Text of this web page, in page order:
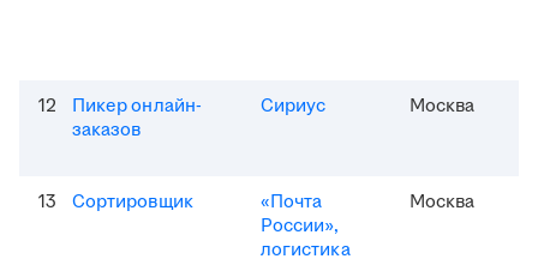
12
Пикер онлайн-
заказов
Сириус Москва
13 Сортировщик
«Почта
России»,
логистика
Москва